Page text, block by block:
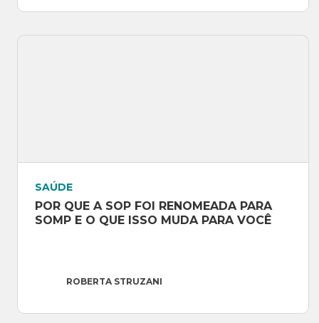
SAÚDE
POR QUE A SOP FOI RENOMEADA PARA
SOMP E O QUE ISSO MUDA PARA VOCÊ
ROBERTA STRUZANI